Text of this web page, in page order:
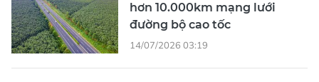
hơn 10.000km mạng lưới
đường bộ cao tốc
14/07/2026 03:19